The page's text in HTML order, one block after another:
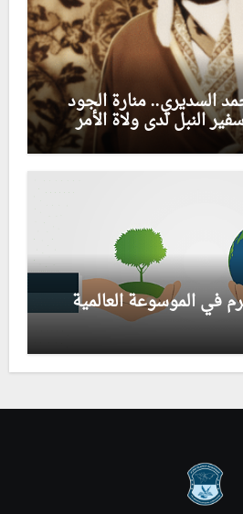
السديري.. منارة الجود
النبل لدى ولاة الأمر
في الموسوعة العالمية